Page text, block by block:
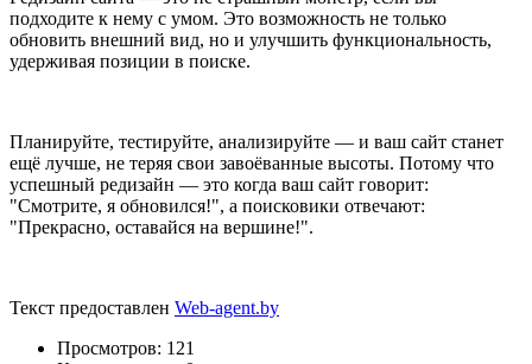
подходите к нему с умом. Это возможность не только
обновить внешний вид, но и улучшить функциональность,
удерживая позиции в поиске.
Планируйте, тестируйте, анализируйте — и ваш сайт станет
ещё лучше, не теряя свои завоёванные высоты. Потому что
успешный редизайн — это когда ваш сайт говорит:
"Смотрите, я обновился!", а поисковики отвечают:
"Прекрасно, оставайся на вершине!".
Текст предоставлен Web-agent.by
Просмотров: 121